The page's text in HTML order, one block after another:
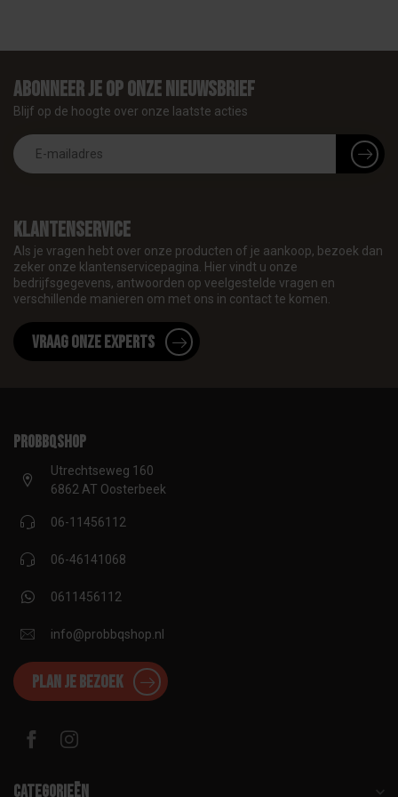
Klantenservice
Als je vragen hebt over onze producten of je aankoop, bezoek dan
zeker onze klantenservicepagina. Hier vindt u onze
bedrijfsgegevens, antwoorden op veelgestelde vragen en
verschillende manieren om met ons in contact te komen.
Vraag onze experts
Abonneer je op onze nieuwsbrief
Blijf op de hoogte over onze laatste acties
proBBQshop
Utrechtseweg 160
6862 AT Oosterbeek
06-11456112
06-46141068
0611456112
info@probbqshop.nl
Plan je bezoek
Categorieën